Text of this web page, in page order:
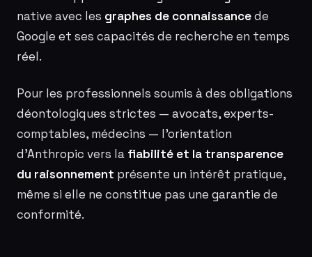
native avec les graphes de connaissancede
Google et ses capacités de recherche en temps
réel.
Pour les professionnels soumis à des obligations
déontologiques strictes — avocats, experts-
comptables, médecins — l’orientation
d’Anthropic vers la fiabilité et la transparence
du raisonnement présente un intérêt pratique,
même si elle ne constitue pas une garantie de
conformité.